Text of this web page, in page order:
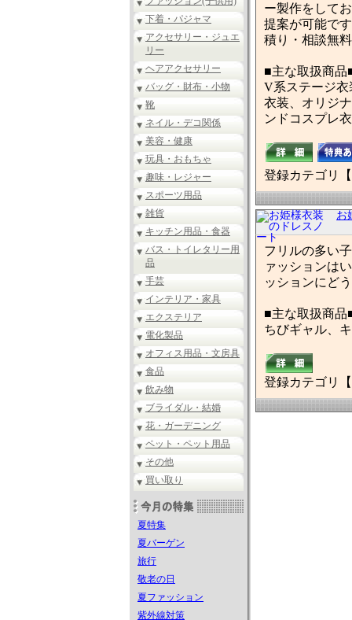
下着・パジャマ
アクセサリー・ジュエ
リー
ヘアアクセサリー
バッグ・財布・小物
靴
ネイル・デコ関係
美容・健康
玩具・おもちゃ
趣味・レジャー
スポーツ用品
雑貨
キッチン用品・食器
バス・トイレタリー用
品
手芸
インテリア・家具
エクステリア
電化製品
オフィス用品・文房具
食品
飲み物
ブライダル・結婚
花・ガーデニング
ペット・ペット用品
その他
買い取り
夏特集
夏バーゲン
旅行
敬老の日
夏ファッション
紫外線対策
ー製作をして
提案が可能で
積り・相談無
■主な取扱商品
V系ステージ衣
衣装、オリジ
ンドコスプレ
登録カテゴリ【
お
フリルの多い
ァッションは
ッションにど
■主な取扱商品
ちびギャル、
登録カテゴリ【